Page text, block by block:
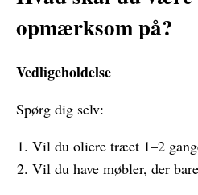
opmærksom på?
Vedligeholdelse
Spørg dig selv:
Vil du oliere træet 1–2
Vil du have møbler, der